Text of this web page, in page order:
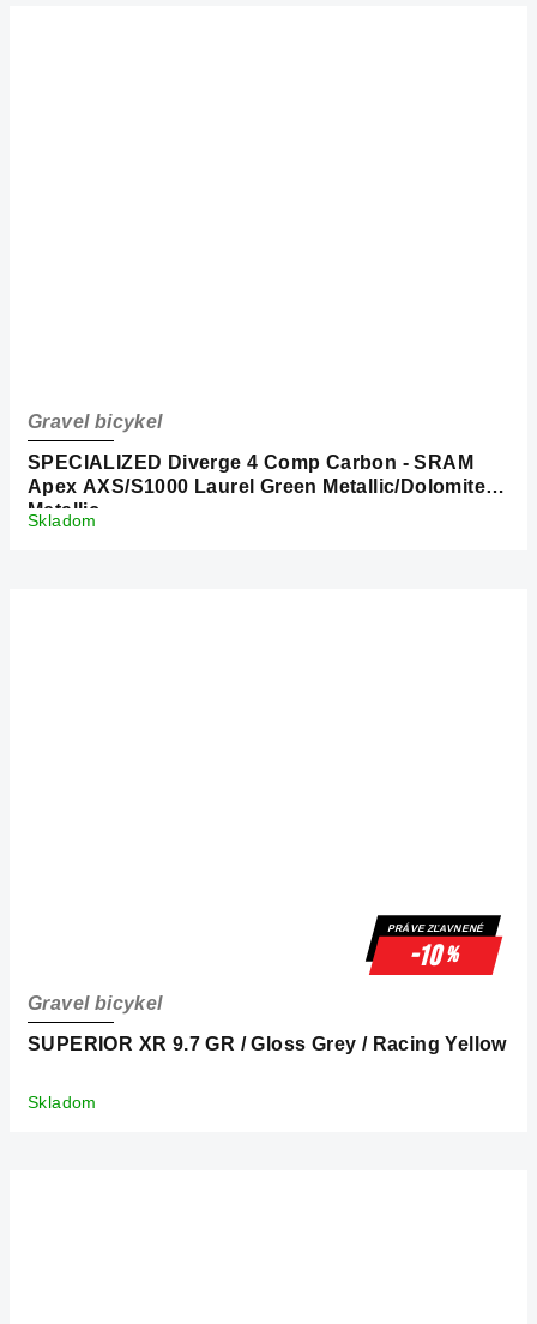
SPECIALIZED Diverge 4 Comp Carbon - SRAM
Apex AXS/S1000 Laurel Green Metallic/Dolomite
Metallic
Gravel bicykel
Skladom
PRÁVE ZĽAVNENÉ
-10%
SUPERIOR XR 9.7 GR / Gloss Grey / Racing Yellow
Gravel bicykel
Skladom